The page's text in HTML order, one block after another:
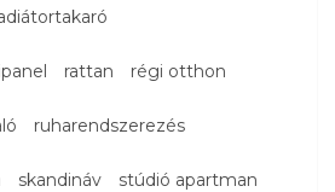
rattan régi otthon
ruharendszerezés
skandináv stúdió apartman